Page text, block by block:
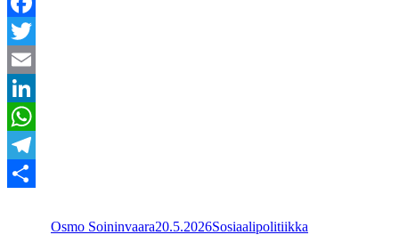
Facebook
Twitter
Email
LinkedIn
WhatsApp
Telegram
Osmo Soininvaara20.5.2026Sosiaalipolitiikka